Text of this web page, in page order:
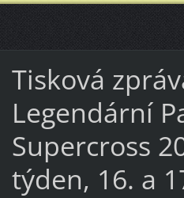
Tisková
Legendární
Supercross
týden, 16. a